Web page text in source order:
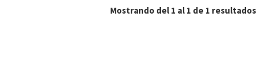
Mostrando del 1 al 1 de 1 resultados